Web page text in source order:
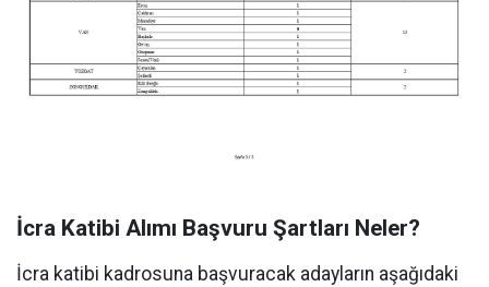
İcra Katibi Alımı Başvuru Şartları Neler?
İcra katibi kadrosuna başvuracak adayların aşağıdaki